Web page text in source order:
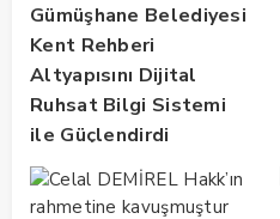
Gümüşhane Belediyesi
Kent Rehberi
Altyapısını Dijital
Ruhsat Bilgi Sistemi
ile Güçlendirdi